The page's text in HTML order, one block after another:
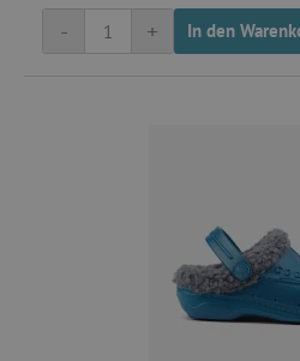
+
- In den